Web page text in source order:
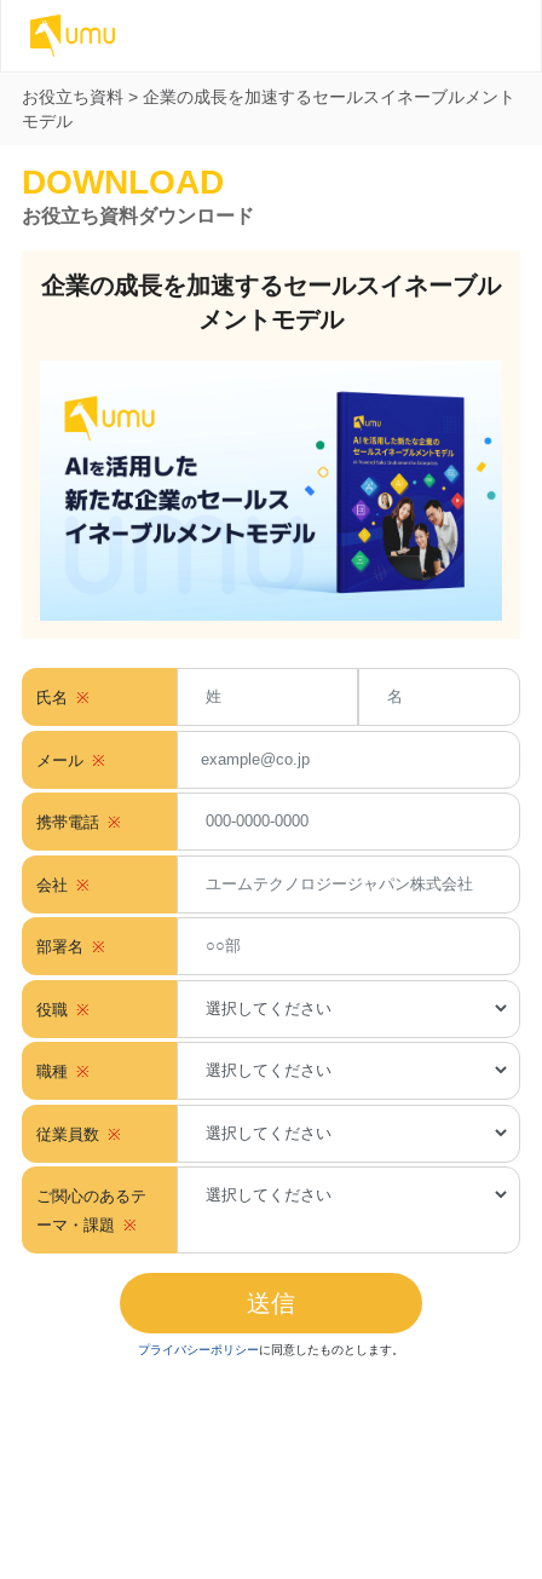
お役立ち資料> 企業の成長を加速するセールスイネーブルメント
モデル
DOWNLOAD
お役立ち資料ダウンロード
企業の成長を加速するセールスイネーブル
メントモデル